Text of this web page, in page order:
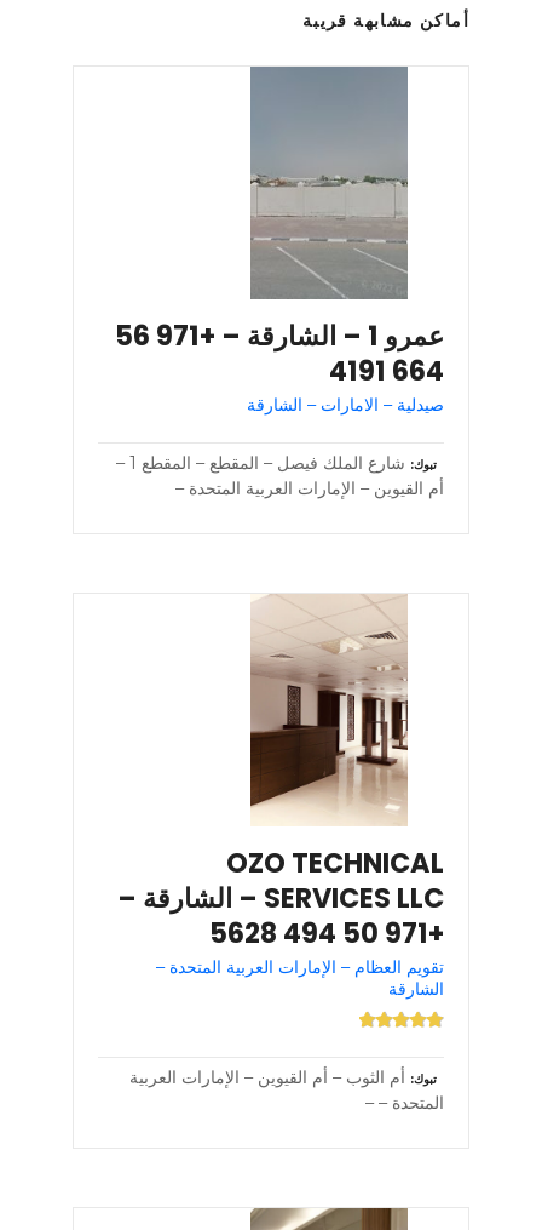
أماكن مشابهة قريبة
عمرو 1 – الشارقة – +971 56
664 4191
صيدلية – الامارات – الشارقة
تبوك
شارع الملك فيصل – المقطع – المقطع 1 –
أم القيوين – الإمارات العربية المتحدة –
OZO TECHNICAL
SERVICES LLC – الشارقة –
+971 50 494 5628
تقويم العظام – الإمارات العربية المتحدة –
الشارقة
تبوك
أم الثوب – أم القيوين – الإمارات العربية
المتحدة – –